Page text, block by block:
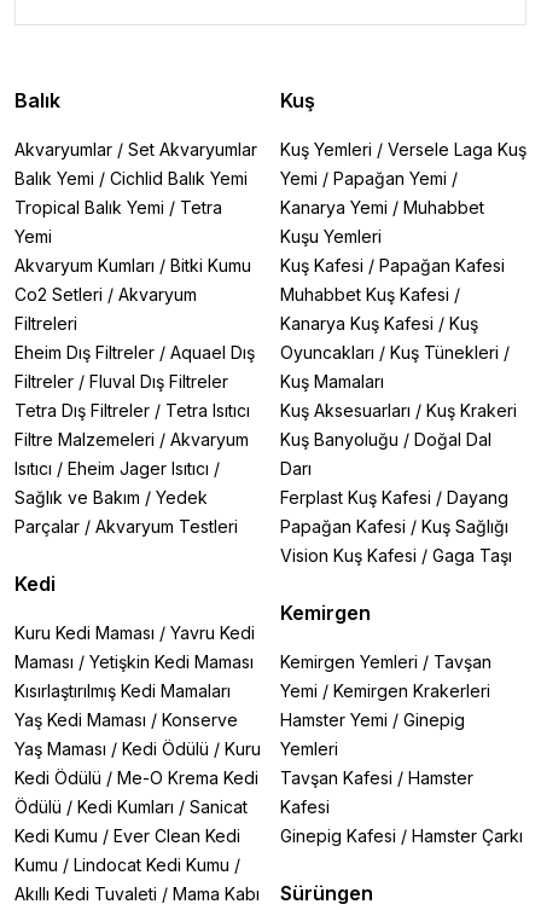
Balık
Akvaryumlar / Set Akvaryumlar
Balık Yemi / Cichlid Balık Yemi
Tropical Balık Yemi / Tetra
Yemi
Akvaryum Kumları / Bitki Kumu
Co2 Setleri / Akvaryum
Filtreleri
Eheim Dış Filtreler / Aquael Dış
Filtreler / Fluval Dış Filtreler
Tetra Dış Filtreler / Tetra Isıtıcı
Filtre Malzemeleri / Akvaryum
Isıtıcı / Eheim Jager Isıtıcı /
Sağlık ve Bakım / Yedek
Parçalar / Akvaryum Testleri
Kedi
Kuru Kedi Maması / Yavru Kedi
Maması / Yetişkin Kedi Maması
Kısırlaştırılmış Kedi Mamaları
Yaş Kedi Maması / Konserve
Yaş Maması / Kedi Ödülü / Kuru
Kedi Ödülü / Me-O Krema Kedi
Ödülü / Kedi Kumları / Sanicat
Kedi Kumu / Ever Clean Kedi
Kumu / Lindocat Kedi Kumu /
Akıllı Kedi Tuvaleti / Mama Kabı
Kuş
Kuş Yemleri / Versele Laga Kuş
Yemi / Papağan Yemi /
Kanarya Yemi / Muhabbet
Kuşu Yemleri
Kuş Kafesi / Papağan Kafesi
Muhabbet Kuş Kafesi /
Kanarya Kuş Kafesi / Kuş
Oyuncakları / Kuş Tünekleri /
Kuş Mamaları
Kuş Aksesuarları / Kuş Krakeri
Kuş Banyoluğu / Doğal Dal
Darı
Ferplast Kuş Kafesi / Dayang
Papağan Kafesi / Kuş Sağlığı
Vision Kuş Kafesi / Gaga Taşı
Kemirgen
Kemirgen Yemleri / Tavşan
Yemi / Kemirgen Krakerleri
Hamster Yemi / Ginepig
Yemleri
Tavşan Kafesi / Hamster
Kafesi
Ginepig Kafesi / Hamster Çarkı
Sürüngen